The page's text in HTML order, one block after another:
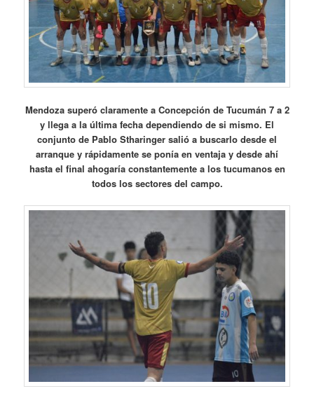
Mendoza superó claramente a Concepción de Tucumán 7 a 2
y llega a la última fecha dependiendo de si mismo. El
conjunto de Pablo Stharinger salió a buscarlo desde el
arranque y rápidamente se ponía en ventaja y desde ahí
hasta el final ahogaría constantemente a los tucumanos en
todos los sectores del campo.